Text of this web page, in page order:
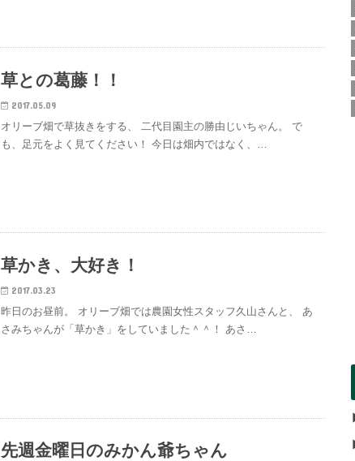
草との葛藤！！
2017.05.09
オリーブ畑で草抜きをする、 二代目園主の勝由じいちゃん。 で
も、足元をよく見てください！ 今日は畑内ではなく、…
草かき、大好き！
2017.03.23
昨日のお昼前。 オリーブ畑では農園女性スタッフ久山さんと、 あ
さみちゃんが「草かき」をしていました＾＾！ あさ…
先週金曜日のみかん爺ちゃん